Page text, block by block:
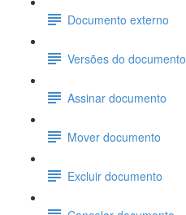
Documento externo
Versões do documento
Assinar documento
Mover documento
Excluir documento